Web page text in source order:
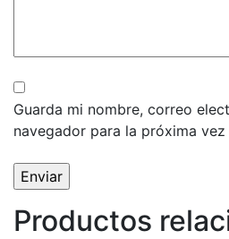
Guarda mi nombre, correo
navegador para la próxima
Productos